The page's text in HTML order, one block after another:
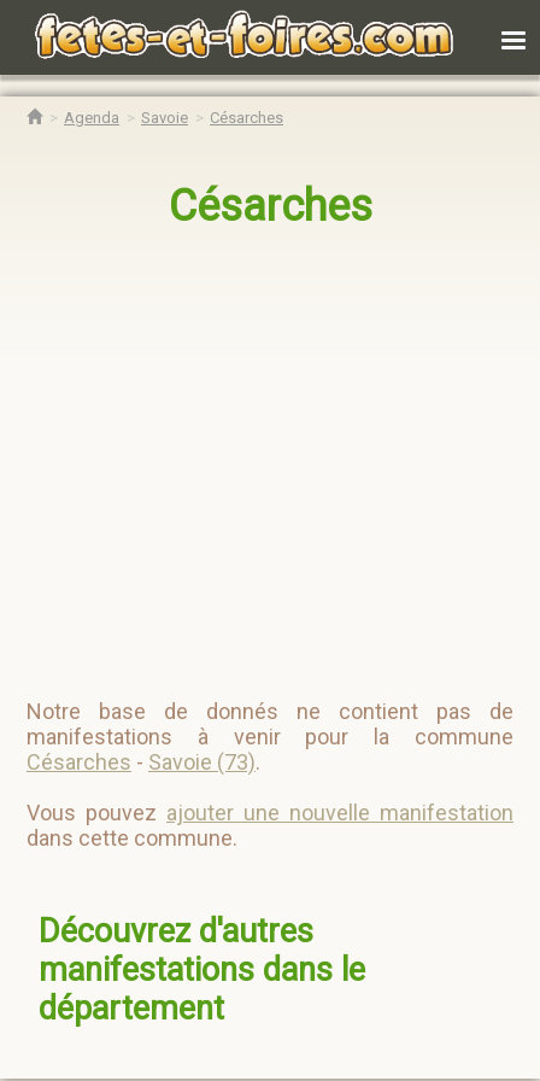
Agenda Savoie Césarches
Césarches
Notre base de donnés ne contient pas de
manifestations à venir pour la commune
Césarches - Savoie (73).
Vous pouvez ajouter une nouvelle manifestation
dans cette commune.
Découvrez d'autres
manifestations dans le
département